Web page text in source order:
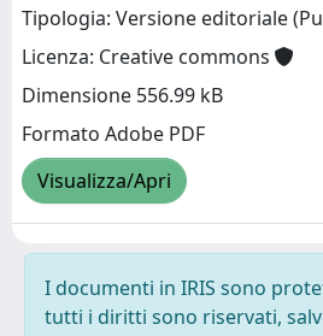
Tipologia: Versione editoriale
Licenza: Creative commons
Dimensione 556.99 kB
Formato Adobe PDF
Visualizza/Apri
I documenti in IRIS sono
tutti i diritti sono riservati,